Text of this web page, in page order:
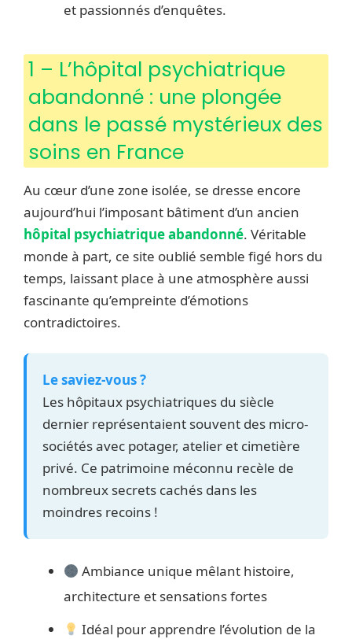
et passionnés d’enquêtes.
1 – L’hôpital psychiatrique
abandonné : une plongée
dans le passé mystérieux des
soins en France
Au cœur d’une zone isolée, se dresse encore
aujourd’hui l’imposant bâtiment d’un ancien
hôpital psychiatrique abandonné. Véritable
monde à part, ce site oublié semble figé hors du
temps, laissant place à une atmosphère aussi
fascinante qu’empreinte d’émotions
contradictoires.
Le saviez-vous ?
Les hôpitaux psychiatriques du siècle
dernier représentaient souvent des micro-
sociétés avec potager, atelier et cimetière
privé. Ce patrimoine méconnu recèle de
nombreux secrets cachés dans les
moindres recoins !
Ambiance unique mêlant histoire,
architecture et sensations fortes
Idéal pour apprendre l’évolution de la